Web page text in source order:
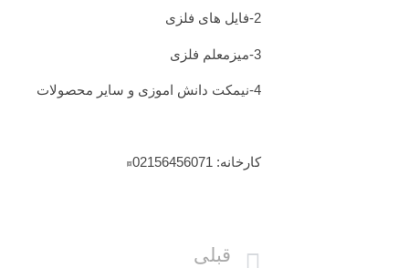
2-فایل های فلزی
3-میزمعلم فلزی
4-نیمکت دانش اموزی و سایر محصولات
کارخانه: 02156456071
قبلی